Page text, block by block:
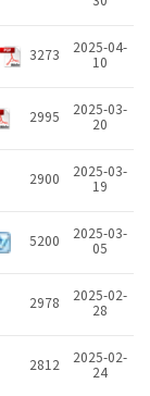
3273
2025-04-
10
2995
2025-03-
20
2900
2025-03-
19
5200
2025-03-
05
2978
2025-02-
28
2812
2025-02-
24